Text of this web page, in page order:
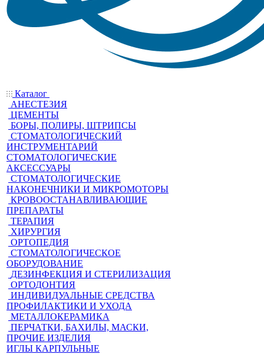
Каталог
АНЕСТЕЗИЯ
ЦЕМЕНТЫ
БОРЫ, ПОЛИРЫ, ШТРИПСЫ
СТОМАТОЛОГИЧЕСКИЙ
ИНСТРУМЕНТАРИЙ
СТОМАТОЛОГИЧЕСКИЕ
АКСЕССУАРЫ
СТОМАТОЛОГИЧЕСКИЕ
НАКОНЕЧНИКИ И МИКРОМОТОРЫ
КРОВООСТАНАВЛИВАЮЩИЕ
ПРЕПАРАТЫ
ТЕРАПИЯ
ХИРУРГИЯ
ОРТОПЕДИЯ
СТОМАТОЛОГИЧЕСКОЕ
ОБОРУДОВАНИЕ
ДЕЗИНФЕКЦИЯ И СТЕРИЛИЗАЦИЯ
ОРТОДОНТИЯ
ИНДИВИДУАЛЬНЫЕ СРЕДСТВА
ПРОФИЛАКТИКИ И УХОДА
МЕТАЛЛОКЕРАМИКА
ПЕРЧАТКИ, БАХИЛЫ, МАСКИ,
ПРОЧИЕ ИЗДЕЛИЯ
ИГЛЫ КАРПУЛЬНЫЕ